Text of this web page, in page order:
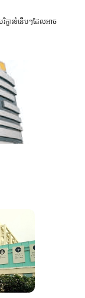
ខារទំនើបៗដែលអាច